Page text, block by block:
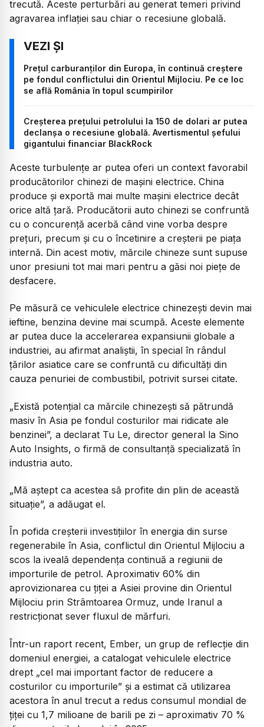
trecută. Aceste perturbări au generat temeri privind
agravarea inflației sau chiar o recesiune globală.
Prețul carburanților din Europa, în continuă creștere
pe fondul conflictului din Orientul Mijlociu. Pe ce loc
se află România în topul scumpirilor
Creșterea prețului petrolului la 150 de dolari ar putea
declanșa o recesiune globală. Avertismentul șefului
gigantului financiar BlackRock
Aceste turbulențe ar putea oferi un context favorabil
producătorilor chinezi de mașini electrice. China
produce și exportă mai multe mașini electrice decât
orice altă țară. Producătorii auto chinezi se confruntă
cu o concurență acerbă când vine vorba despre
prețuri, precum și cu o încetinire a creșterii pe piața
internă. Din acest motiv, mărcile chineze sunt supuse
unor presiuni tot mai mari pentru a găsi noi piețe de
desfacere.
Pe măsură ce vehiculele electrice chinezești devin mai
ieftine, benzina devine mai scumpă. Aceste elemente
ar putea duce la accelerarea expansiunii globale a
industriei, au afirmat analiștii, în special în rândul
țărilor asiatice care se confruntă cu dificultăți din
cauza penuriei de combustibil, potrivit sursei citate.
„Există potențial ca mărcile chinezești să pătrundă
masiv în Asia pe fondul costurilor mai ridicate ale
benzinei”, a declarat Tu Le, director general la Sino
Auto Insights, o firmă de consultanță specializată în
industria auto.
„Mă aștept ca acestea să profite din plin de această
situație”, a adăugat el.
În pofida creșterii investițiilor în energia din surse
regenerabile în Asia, conflictul din Orientul Mijlociu a
scos la iveală dependența continuă a regiunii de
importurile de petrol. Aproximativ 60% din
aprovizionarea cu țiței a Asiei provine din Orientul
Mijlociu prin Strâmtoarea Ormuz, unde Iranul a
restricționat sever fluxul de mărfuri.
Într-un raport recent, Ember, un grup de reflecție din
domeniul energiei, a catalogat vehiculele electrice
drept „cel mai important factor de reducere a
costurilor cu importurile” și a estimat că utilizarea
acestora în anul trecut a redus consumul mondial de
țiței cu 1,7 milioane de barili pe zi – aproximativ 70 %